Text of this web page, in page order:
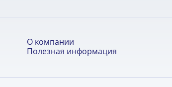
О компании
Полезная информация